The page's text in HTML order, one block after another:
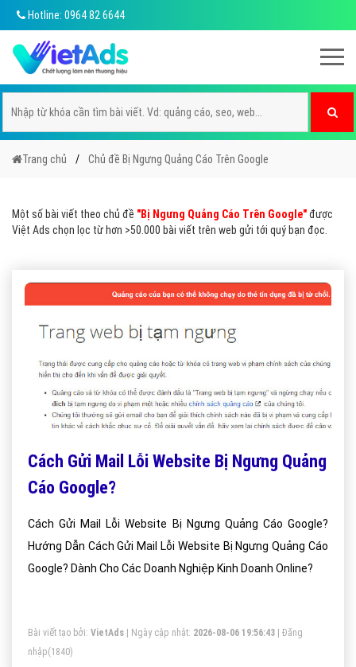
Hotline: 0964 82 6644
Trang chủ Chủ đề Bị Ngưng Quảng Cáo Trên Google
Một số bài viết theo chủ đề "Bị Ngưng Quảng Cáo Trên Google"được
Việt Ads chọn lọc từ hơn >50.000 bài viết trên web gửi tới quý bạn đọc.
Cách Gửi Mail Lỗi Website Bị Ngưng Quảng
Cáo Google?
Cách Gửi Mail Lỗi Website Bị Ngưng Quảng Cáo Google?
Hướng Dẫn Cách Gửi Mail Lỗi Website Bị Ngưng Quảng Cáo
Google? Dành Cho Các Doanh Nghiệp Kinh Doanh Online?
Bài viết tạo bởi: VietAds | Ngày cập nhật: 2026-08-06 19:56:43
Đăng
nhập(1840)